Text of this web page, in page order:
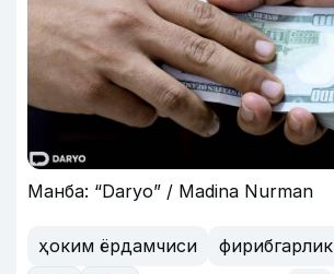
Манба: “Daryo” / Madina Nurman
ҳоким ёрдамчиси фирибгарлик